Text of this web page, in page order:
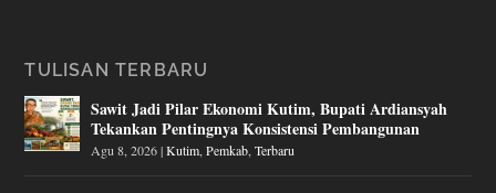
TULISAN TERBARU
Sawit Jadi Pilar Ekonomi Kutim, Bupati Ardiansyah
Tekankan Pentingnya Konsistensi Pembangunan
Agu 8, 2026|Kutim,Pemkab,Terbaru